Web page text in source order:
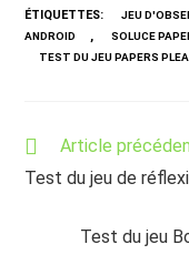
ÉTIQUETTES: JEU
ANDROID
, SOLUCE
TEST DU JEU PAPERS
Read
articles
Article
Test du jeu de
Test du jeu